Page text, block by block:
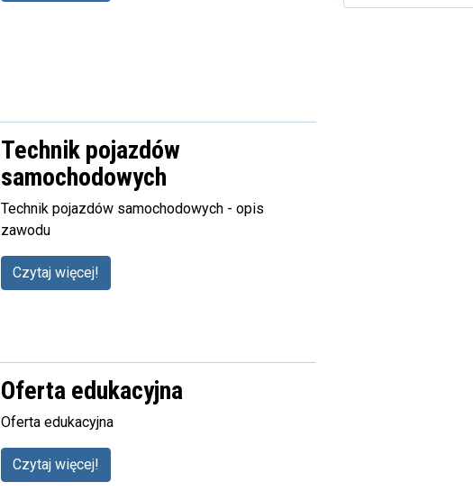
Technik pojazdów
samochodowych
Technik pojazdów samochodowych - opis
zawodu
Czytaj więcej!
Oferta edukacyjna
Oferta edukacyjna
Czytaj więcej!